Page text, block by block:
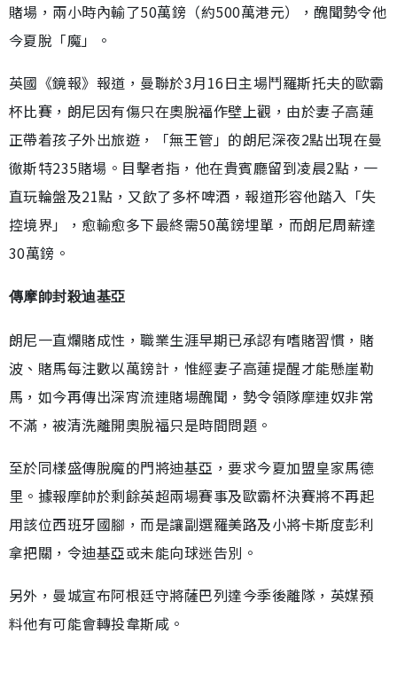
賭場，兩小時內輸了50萬鎊（約500萬港元），醜聞勢令他
今夏脫「魔」。
英國《鏡報》報道，曼聯於3月16日主場鬥羅斯托夫的歐霸
杯比賽，朗尼因有傷只在奧脫福作壁上觀，由於妻子高蓮
正帶着孩子外出旅遊，「無王管」的朗尼深夜2點出現在曼
徹斯特235賭場。目擊者指，他在貴賓廳留到凌晨2點，一
直玩輪盤及21點，又飲了多杯啤酒，報道形容他踏入「失
控境界」，愈輸愈多下最終需50萬鎊埋單，而朗尼周薪達
30萬鎊。
傳摩帥封殺迪基亞
朗尼一直爛賭成性，職業生涯早期已承認有嗜賭習慣，賭
波、賭馬每注數以萬鎊計，惟經妻子高蓮提醒才能懸崖勒
馬，如今再傳出深宵流連賭場醜聞，勢令領隊摩連奴非常
不滿，被清洗離開奧脫福只是時間問題。
至於同樣盛傳脫魔的門將迪基亞，要求今夏加盟皇家馬德
里。據報摩帥於剩餘英超兩場賽事及歐霸杯決賽將不再起
用該位西班牙國腳，而是讓副選羅美路及小將卡斯度彭利
拿把關，令迪基亞或未能向球迷告別。
另外，曼城宣布阿根廷守將薩巴列達今季後離隊，英媒預
料他有可能會轉投韋斯咸。